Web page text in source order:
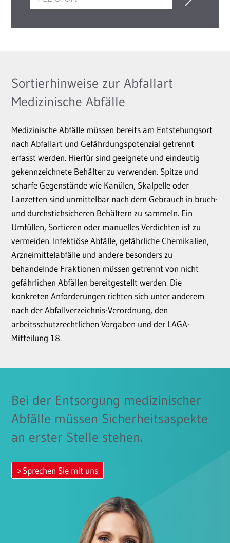
Sortierhinweise zur Abfallart
Medizinische Abfälle
Medizinische Abfälle müssen bereits am Entstehungsort
nach Abfallart und Gefährdungspotenzial getrennt
erfasst werden. Hierfür sind geeignete und eindeutig
gekennzeichnete Behälter zu verwenden. Spitze und
scharfe Gegenstände wie Kanülen, Skalpelle oder
Lanzetten sind unmittelbar nach dem Gebrauch in bruch-
und durchstichsicheren Behältern zu sammeln. Ein
Umfüllen, Sortieren oder manuelles Verdichten ist zu
vermeiden. Infektiöse Abfälle, gefährliche Chemikalien,
Arzneimittelabfälle und andere besonders zu
behandelnde Fraktionen müssen getrennt von nicht
gefährlichen Abfällen bereitgestellt werden. Die
konkreten Anforderungen richten sich unter anderem
nach der Abfallverzeichnis-Verordnung, den
arbeitsschutzrechtlichen Vorgaben und der LAGA-
Mitteilung 18.
Bei der Entsorgung medizinischer
Abfälle müssen Sicherheitsaspekte
an erster Stelle stehen.
Sprechen Sie mit uns